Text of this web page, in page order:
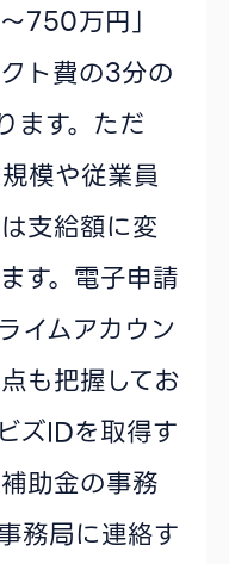
750万円」
ト費の3分の
ます。ただ
模や従業員
支給額に変
す。電子申請
イムアカウン
も把握してお
ズIDを取得す
助金の事務
務局に連絡す